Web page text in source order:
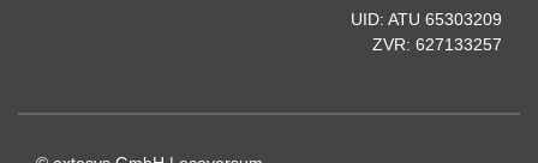
UID: ATU 65303209
ZVR: 627133257